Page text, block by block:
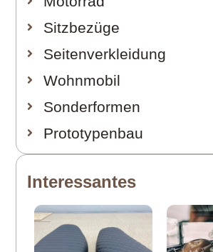
Sitzbezüge
Seitenverkleidung
Wohnmobil
Sonderformen
Prototypenbau
Interessantes